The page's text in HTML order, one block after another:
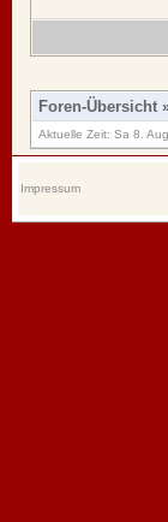
Foren-Übersicht
Aktuelle Zeit: Sa 8.
Impressum